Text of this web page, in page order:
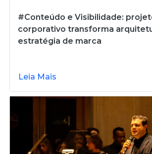
#Conteúdo e Visibilidade:
corporativo transforma
estratégia de marca
Leia Mais